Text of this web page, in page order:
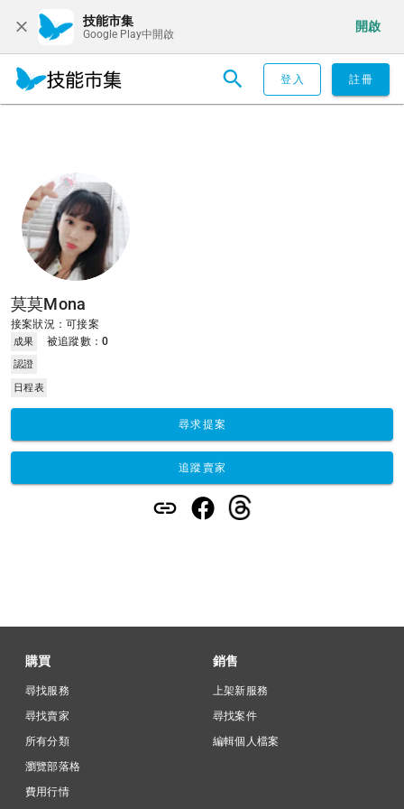
技能市集
Google Play中開啟
開啟
登入 註冊
莫莫Mona
接案狀況：可接案
成果 被追蹤數：0
認證
日程表
尋求提案
追蹤賣家
購買
尋找服務
尋找賣家
所有分類
瀏覽部落格
費用行情
銷售
上架新服務
尋找案件
編輯個人檔案